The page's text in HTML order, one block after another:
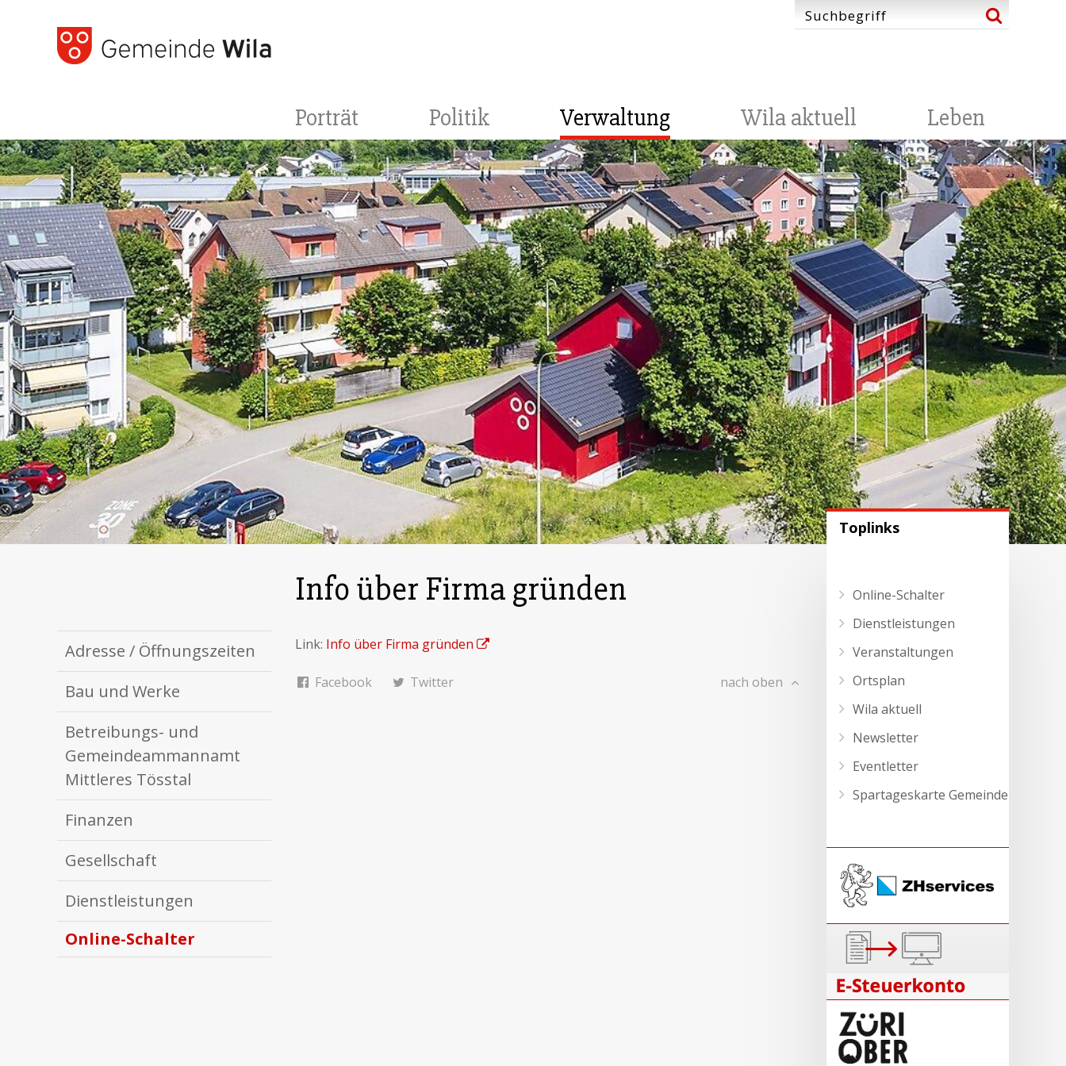
Porträt Politik Verwaltung Wila aktuell Leben
Adresse / Öffnungszeiten
Bau und Werke
Betreibungs- und
Gemeindeammannamt
Mittleres Tösstal
Finanzen
Gesellschaft
Dienstleistungen
Online-Schalter
Info über Firma gründen
Link: Info über Firma gründen
Facebook Twitter nach oben
Toplinks
Online-Schalter
Dienstleistungen
Veranstaltungen
Ortsplan
Wila aktuell
Newsletter
Eventletter
Spartageskarte Gemeinde